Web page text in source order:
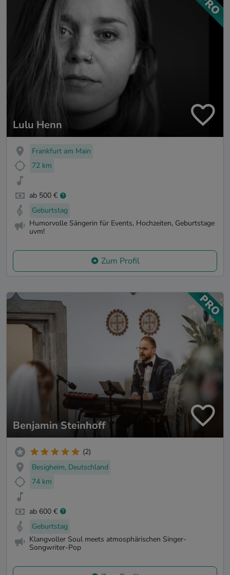
Lulu Henn
Frankfurt am Main
72 km
ab 500 €
Geburtstag
Humorvolle Sängerin für Events, Hochzeiten, Geburtstage
uvm!
Zum Profil
Benjamin Steinhoff
(2)
Besigheim, Deutschland
74 km
ab 600 €
Geburtstag
Klangvoller Soul meets atmosphärischen Singer-
Songwriter-Pop